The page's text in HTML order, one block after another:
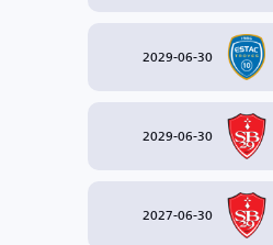
2029-06-30
2029-06-30
2027-06-30